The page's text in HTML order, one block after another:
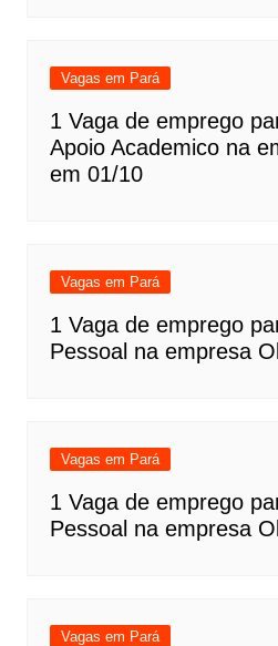
Vagas em Pará
1 Vaga de emprego
Apoio Academico na
em 01/10
Vagas em Pará
1 Vaga de emprego
Pessoal na empresa
Vagas em Pará
1 Vaga de emprego
Pessoal na empresa
Vagas em Pará